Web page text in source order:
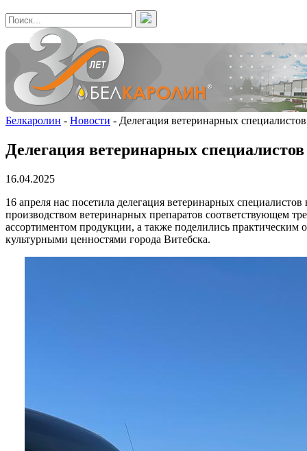
Белкаролин - Новости - Делегация ветеринарных
Делегация ветеринарных
16.04.2025
16 апреля нас посетила делегация ветеринарных
производством ветеринарных препаратов соответствующем
ассортиментом продукции, а также поделились практическим
культурными ценностями города Витебска.